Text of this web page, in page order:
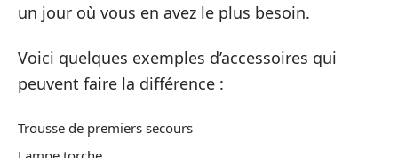
un jour où vous en avez le plus besoin.
Voici quelques exemples d’accessoires qui
peuvent faire la différence :
Trousse de premiers secours